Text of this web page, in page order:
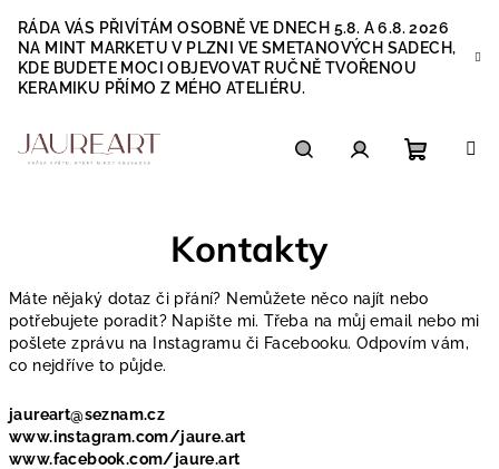
obsah
RÁDA VÁS PŘIVÍTÁM OSOBNĚ VE DNECH 5.8. A 6.8. 2026
NA MINT MARKETU V PLZNI VE SMETANOVÝCH SADECH,
KDE BUDETE MOCI OBJEVOVAT RUČNĚ TVOŘENOU
KERAMIKU PŘÍMO Z MÉHO ATELIÉRU.
Kontakty
Máte nějaký dotaz či přání? Nemůžete něco najít nebo
potřebujete poradit? Napište mi. Třeba na můj email nebo mi
pošlete zprávu na Instagramu či Facebooku. Odpovím vám,
co nejdříve to půjde.
jaureart@seznam.cz
www.instagram.com/jaure.art
www.facebook.com/jaure.art